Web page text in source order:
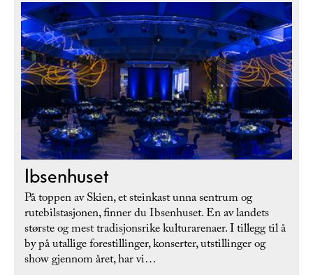
Ibsenhuset
På toppen av Skien, et steinkast unna sentrum og
rutebilstasjonen, finner du Ibsenhuset. En av landets
største og mest tradisjonsrike kulturarenaer. I tillegg til å
by på utallige forestillinger, konserter, utstillinger og
show gjennom året, har vi…